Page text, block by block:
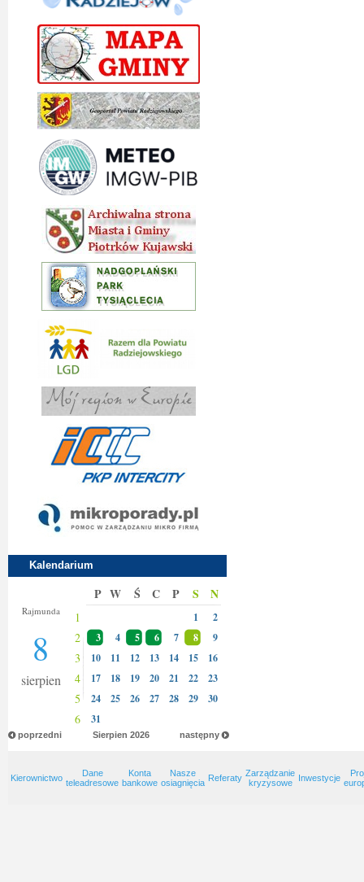
Kalendarium
Rajmunda
8
sierpien
P W Ś C P S N
1 1 2
2 3 4 5 6 7 8 9
3 10 11 12 13 14 15 16
4 17 18 19 20 21 22 23
5 24 25 26 27 28 29 30
6 31
poprzedni następny
Sierpien 2026
Kierownictwo
Dane
teleadresowe
Konta
bankowe
Nasze
osiagnięcia Referaty Zarządzanie
kryzysowe
Inwestycje